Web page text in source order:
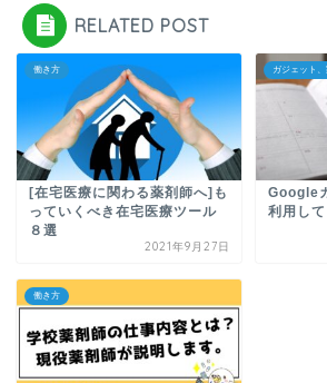
RELATED POST
働き方
[在宅医療に関わる薬剤師へ]も
っていくべき在宅医療ツール
８選
2021年9月27日
ガジェット
Google
利用し
働き方